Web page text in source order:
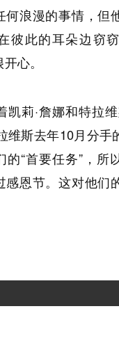
何浪漫的事情，但
彼此的耳朵边窃
心。
凯莉·詹娜和特拉
维斯去年10月分手
的“首要任务”，所
感恩节。这对他们